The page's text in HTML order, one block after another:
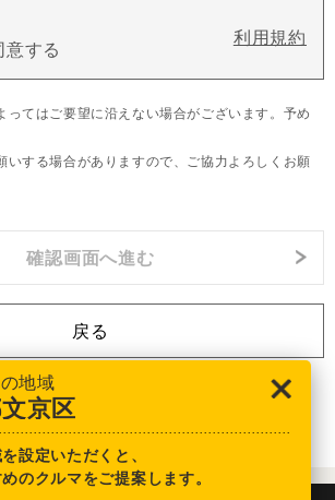
意する
利用規約
ってはご要望に沿えない場合がございます。予め
する場合がありますので、ご協力よろしくお願
戻る
地域
京区
設定いただくと、
のクルマをご提案します。